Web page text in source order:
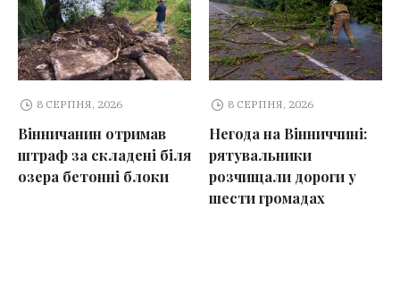
8 СЕРПНЯ, 2026
Вінничанин отримав
штраф за складені біля
озера бетонні блоки
8 СЕРПНЯ, 2026
Негода на Вінниччині:
рятувальники
розчищали дороги у
шести громадах